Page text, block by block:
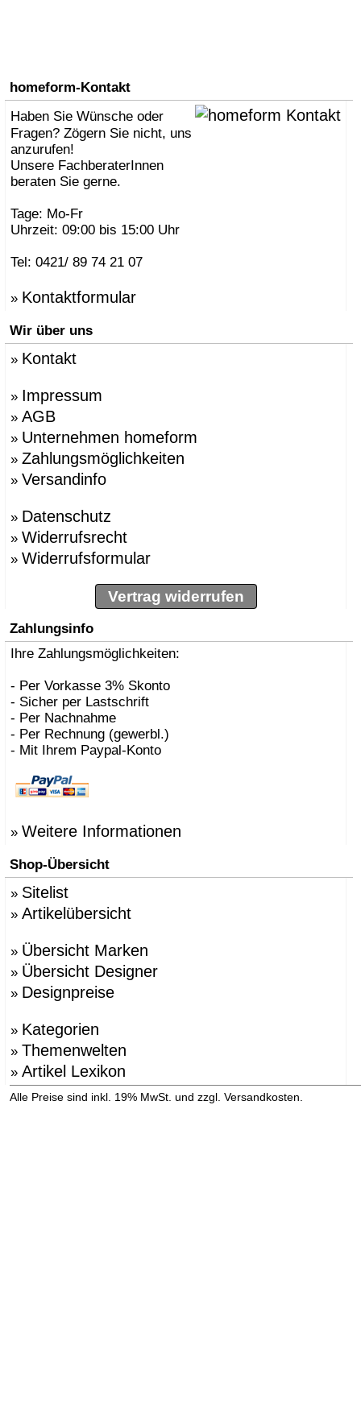
homeform-Kontakt
Haben Sie Wünsche oder
Fragen? Zögern Sie nicht, uns
anzurufen!
Unsere FachberaterInnen
beraten Sie gerne.
Tage: Mo-Fr
Uhrzeit: 09:00 bis 15:00 Uhr
Tel: 0421/ 89 74 21 07
» Kontaktformular
Wir über uns
» Kontakt
» Impressum
» AGB
» Unternehmen homeform
» Zahlungsmöglichkeiten
» Versandinfo
» Datenschutz
» Widerrufsrecht
» Widerrufsformular
Vertrag widerrufen
Zahlungsinfo
Ihre Zahlungsmöglichkeiten:
- Per Vorkasse 3% Skonto
- Sicher per Lastschrift
- Per Nachnahme
- Per Rechnung (gewerbl.)
- Mit Ihrem Paypal-Konto
» Weitere Informationen
Shop-Übersicht
» Sitelist
» Artikelübersicht
» Übersicht Marken
» Übersicht Designer
» Designpreise
» Kategorien
» Themenwelten
» Artikel Lexikon
Alle Preise sind inkl. 19% MwSt. und zzgl. Versandkosten.